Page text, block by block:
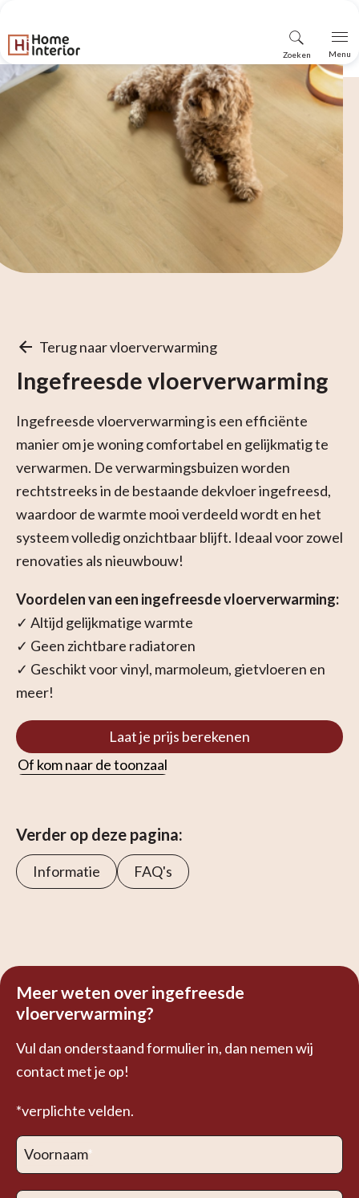
Zoeken Menu
Terug naar vloerverwarming
Ingefreesde vloerverwarming
Ingefreesde vloerverwarming is een efficiënte
manier om je woning comfortabel en gelijkmatig te
verwarmen. De verwarmingsbuizen worden
rechtstreeks in de bestaande dekvloer ingefreesd,
waardoor de warmte mooi verdeeld wordt en het
systeem volledig onzichtbaar blijft. Ideaal voor zowel
renovaties als nieuwbouw!
Voordelen van een ingefreesde vloerverwarming:
✓ Altijd gelijkmatige warmte
✓ Geen zichtbare radiatoren
✓ Geschikt voor vinyl, marmoleum, gietvloeren en
meer!
Laat je prijs berekenen
Of kom naar de toonzaal
Verder op deze pagina:
Informatie FAQ's
Meer weten over ingefreesde
vloerverwarming?
Vul dan onderstaand formulier in, dan nemen wij
contact met je op!
*verplichte velden.
Voornaam*